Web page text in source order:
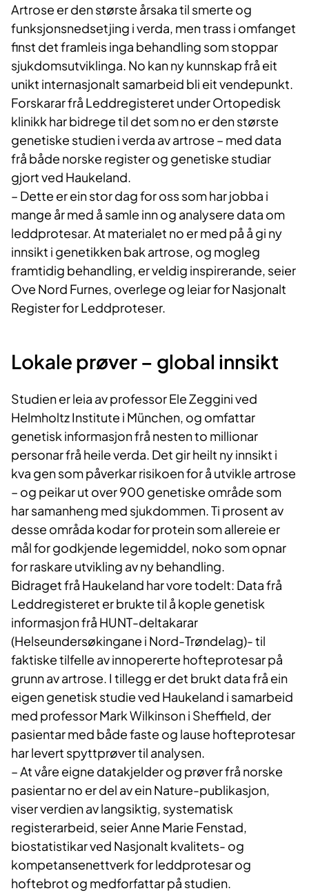
Artrose er den største årsaka til smerte og
funksjonsnedsetjing i verda, men trass i omfanget
finst det framleis inga behandling som stoppar
sjukdomsutviklinga. No kan ny kunnskap frå eit
unikt internasjonalt samarbeid bli eit vendepunkt.
Forskarar frå Leddregisteret under Ortopedisk
klinikk har bidrege til det som no er den største
genetiske studien i verda av artrose – med data
frå både norske register og genetiske studiar
gjort ved Haukeland.
– Dette er ein stor dag for oss som har jobba i
mange år med å samle inn og analysere data om
leddprotesar. At materialet no er med på å gi ny
innsikt i genetikken bak artrose, og mogleg
framtidig behandling, er veldig inspirerande, seier
Ove Nord Furnes, overlege og leiar for Nasjonalt
Register for Leddproteser.
Lokale prøver – global innsikt
Studien er leia av professor Ele Zeggini ved
Helmholtz Institute i München, og omfattar
genetisk informasjon frå nesten to millionar
personar frå heile verda. Det gir heilt ny innsikt i
kva gen som påverkar risikoen for å utvikle artrose
– og peikar ut over 900 genetiske område som
har samanheng med sjukdommen. Ti prosent av
desse områda kodar for protein som allereie er
mål for godkjende legemiddel, noko som opnar
for raskare utvikling av ny behandling.
Bidraget frå Haukeland har vore todelt: Data frå
Leddregisteret er brukte til å kople genetisk
informasjon frå HUNT-deltakarar
(Helseundersøkingane i Nord-Trøndelag)- til
faktiske tilfelle av innopererte hofteprotesar på
grunn av artrose. I tillegg er det brukt data frå ein
eigen genetisk studie ved Haukeland i samarbeid
med professor Mark Wilkinson i Sheffield, der
pasientar med både faste og lause hofteprotesar
har levert spyttprøver til analysen.
– At våre eigne datakjelder og prøver frå norske
pasientar no er del av ein Nature-publikasjon,
viser verdien av langsiktig, systematisk
registerarbeid, seier Anne Marie Fenstad,
biostatistikar ved Nasjonalt kvalitets- og
kompetansenettverk for leddprotesar og
hoftebrot og medforfattar på studien.